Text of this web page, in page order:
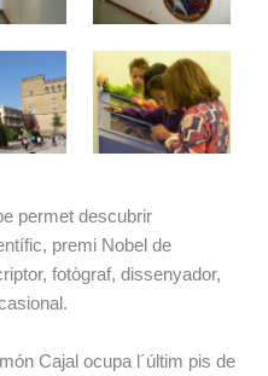
permet descubrir
premi Nobel de
fotògraf, dissenyador,
Cajal ocupa l´últim pis de